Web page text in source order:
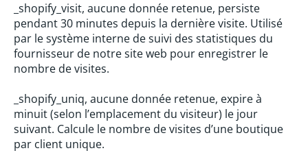
_shopify_visit, aucune donnée retenue, persiste
pendant 30 minutes depuis la dernière visite. Utilisé
par le système interne de suivi des statistiques du
fournisseur de notre site web pour enregistrer le
nombre de visites.
_shopify_uniq, aucune donnée retenue, expire à
minuit (selon l’emplacement du visiteur) le jour
suivant. Calcule le nombre de visites d’une boutique
par client unique.